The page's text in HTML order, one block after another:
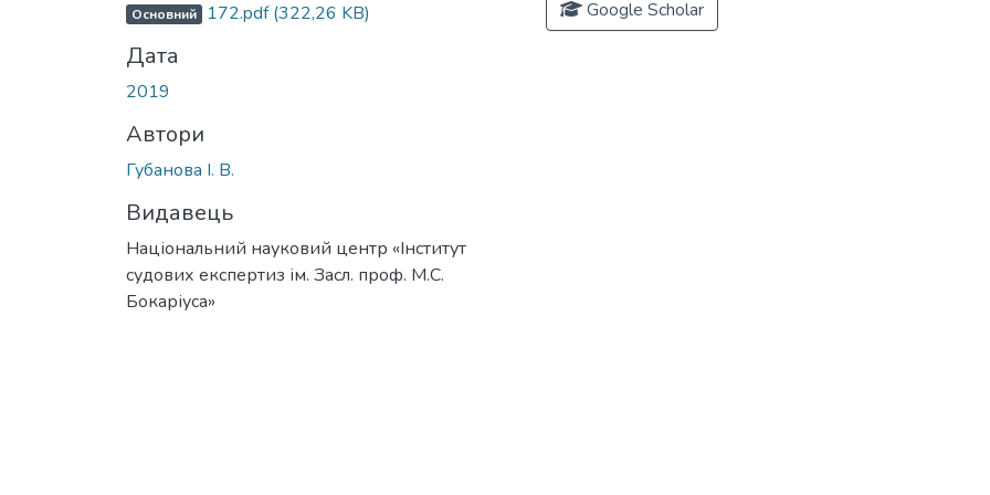
Основний 172.pdf(322,26 KB)
Дата
2019
Автори
Губанова І. В.
Видавець
Національний науковий центр «Інститут
судових експертиз ім. Засл. проф. М.С.
Бокаріуса»
Google Scholar